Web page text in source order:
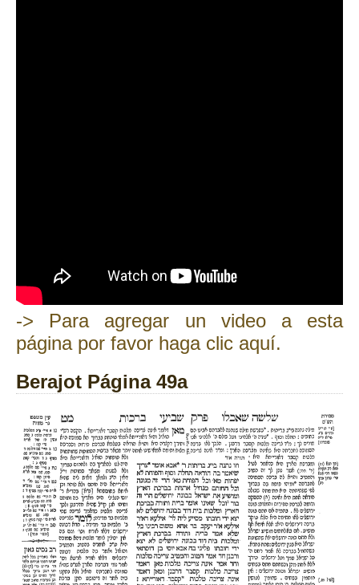
-> Para agregar un video a esta
página por favor haga clic aquí.
Berajot Página 49a